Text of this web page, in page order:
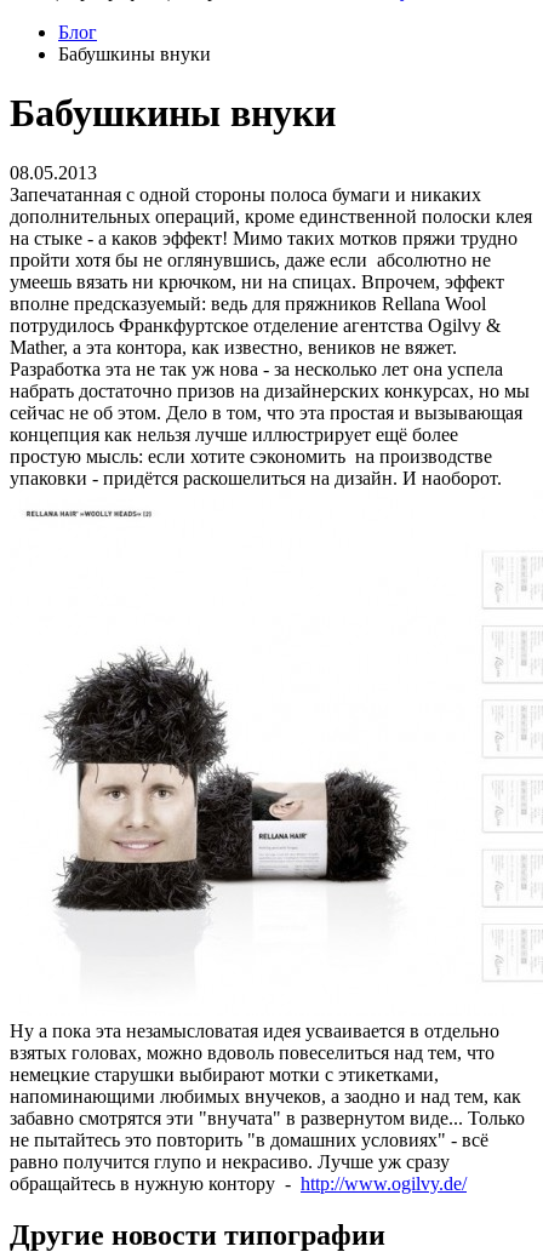
Блог
Бабушкины внуки
Бабушкины внуки
08.05.2013
Запечатанная с одной стороны полоса бумаги и никаких
дополнительных операций, кроме единственной полоски клея
на стыке - а каков эффект! Мимо таких мотков пряжи трудно
пройти хотя бы не оглянувшись, даже если абсолютно не
умеешь вязать ни крючком, ни на спицах. Впрочем, эффект
вполне предсказуемый: ведь для пряжников Rellana Wool
потрудилось Франкфуртское отделение агентства Ogilvy &
Mather, а эта контора, как известно, веников не вяжет.
Разработка эта не так уж нова - за несколько лет она успела
набрать достаточно призов на дизайнерских конкурсах, но мы
сейчас не об этом. Дело в том, что эта простая и вызывающая
концепция как нельзя лучше иллюстрирует ещё более
простую мысль: если хотите сэкономить на производстве
упаковки - придётся раскошелиться на дизайн. И наоборот.
Ну а пока эта незамысловатая идея усваивается в отдельно
взятых головах, можно вдоволь повеселиться над тем, что
немецкие старушки выбирают мотки с этикетками,
напоминающими любимых внучеков, а заодно и над тем, как
забавно смотрятся эти "внучата" в развернутом виде... Только
не пытайтесь это повторить "в домашних условиях" - всё
равно получится глупо и некрасиво. Лучше уж сразу
обращайтесь в нужную контору - http://www.ogilvy.de/
Другие новости типографии